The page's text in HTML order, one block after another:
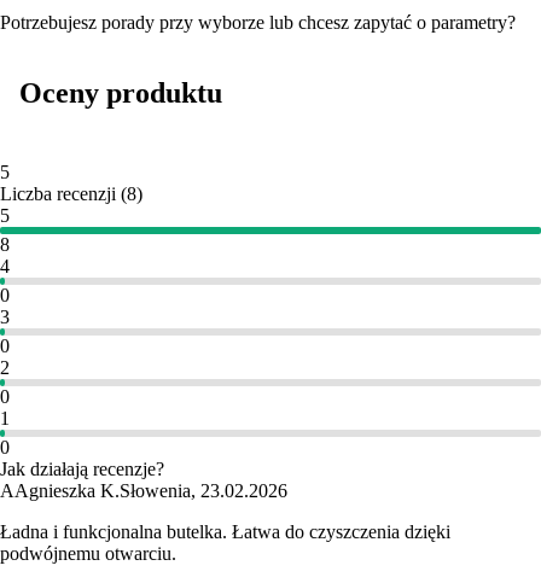
Potrzebujesz porady przy wyborze lub chcesz zapytać o parametry?
Oceny produktu
5
Liczba recenzji (8)
5
8
4
0
3
0
2
0
1
0
Jak działają recenzje?
AAgnieszka K.Słowenia, 23.02.2026
Ładna i funkcjonalna butelka. Łatwa do czyszczenia dzięki
podwójnemu otwarciu.